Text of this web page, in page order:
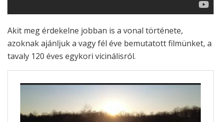
Akit meg érdekelne jobban is a vonal története,
azoknak ajánljuk a vagy fél éve bemutatott filmünket, a
tavaly 120 éves egykori vicinálisról.